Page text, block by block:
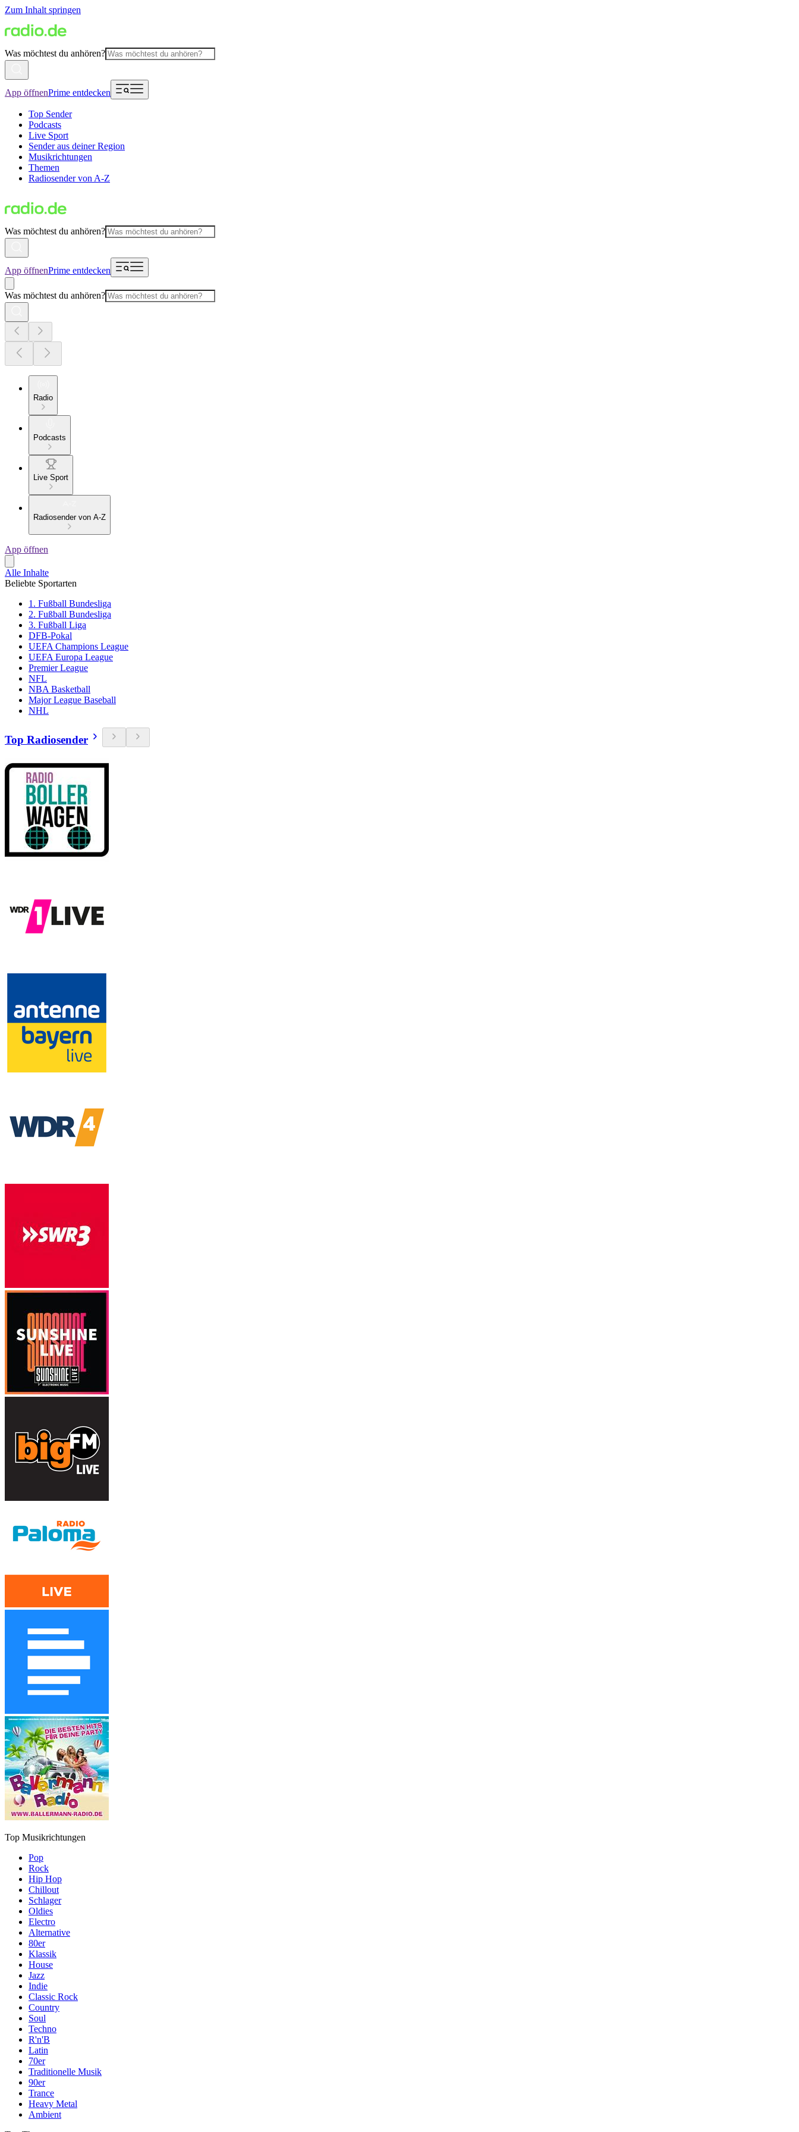
Zum Inhalt springen
Was möchtest du anhören?
App öffnenPrime entdecken
Top Sender
Podcasts
Live Sport
Sender aus deiner Region
Musikrichtungen
Themen
Radiosender von A-Z
Was möchtest du anhören?
App öffnenPrime entdecken
Was möchtest du anhören?
Radio
Podcasts
Live Sport
Radiosender von A-Z
App öffnen
Alle Inhalte
Beliebte Sportarten
1. Fußball Bundesliga
2. Fußball Bundesliga
3. Fußball Liga
DFB-Pokal
UEFA Champions League
UEFA Europa League
Premier League
NFL
NBA Basketball
Major League Baseball
NHL
Top Radiosender
Top Musikrichtungen
Pop
Rock
Hip Hop
Chillout
Schlager
Oldies
Electro
Alternative
80er
Klassik
House
Jazz
Indie
Classic Rock
Country
Soul
Techno
R'n'B
Latin
70er
Traditionelle Musik
90er
Trance
Heavy Metal
Ambient